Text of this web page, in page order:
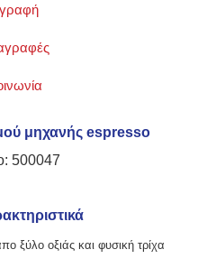
μηχανής espresso
500047
ξύλο οξιάς και φυσική τρίχα